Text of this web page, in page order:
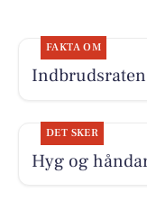
FAKTA OM
DET SKER
Hyg og